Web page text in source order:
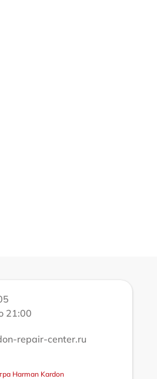
21:00
repair-center.ru
Harman Kardon